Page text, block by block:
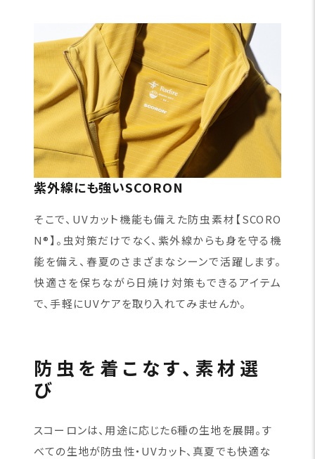
紫外線にも強いSCORON
そこで、UVカット機能も備えた防虫素材【SCORO
N®】。虫対策だけでなく、紫外線からも身を守る機
能を備え、春夏のさまざまなシーンで活躍します。
快適さを保ちながら日焼け対策もできるアイテム
で、手軽にUVケアを取り入れてみませんか。
防虫を着こなす、素材選
び
スコーロンは、用途に応じた6種の生地を展開。す
べての生地が防虫性・UVカット、真夏でも快適な